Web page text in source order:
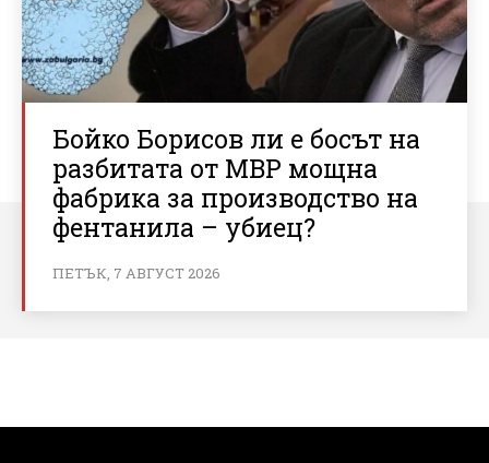
Бойко Борисов ли е босът на
разбитата от МВР мощна
фабрика за производство на
фентанила – убиец?
ПЕТЪК, 7 АВГУСТ 2026